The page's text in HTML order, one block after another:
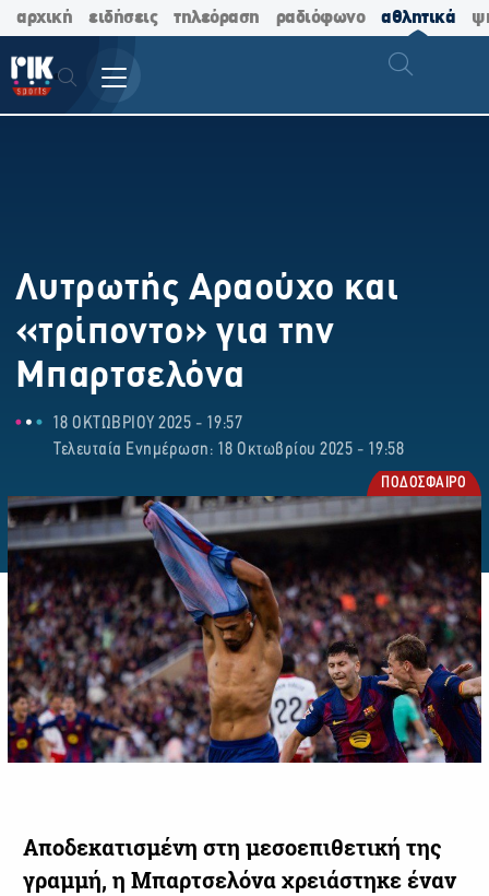
αρχική ειδήσεις τηλεόραση ραδιόφωνο αθλητικά
Λυτρωτής Αραούχο και
«τρίποντο» για την
Μπαρτσελόνα
18 ΟΚΤΩΒΡΙΟΥ 2025 - 19:57
Τελευταία Ενημέρωση: 18 Οκτωβρίου 2025 - 19:58
ΠΟΔΟΣΦΑΙΡΟ
Αποδεκατισμένη στη μεσοεπιθετική της
γραμμή, η Μπαρτσελόνα χρειάστηκε έναν